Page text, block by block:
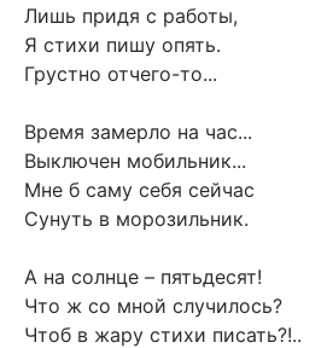
Лишь придя с работы,
Я стихи пишу опять.
Грустно отчего-то...
Время замерло на час...
Выключен мобильник...
Мне б саму себя сейчас
Сунуть в морозильник.
А на солнце – пятьдесят!
Что ж со мной случилось?
Чтоб в жару стихи писать?!..